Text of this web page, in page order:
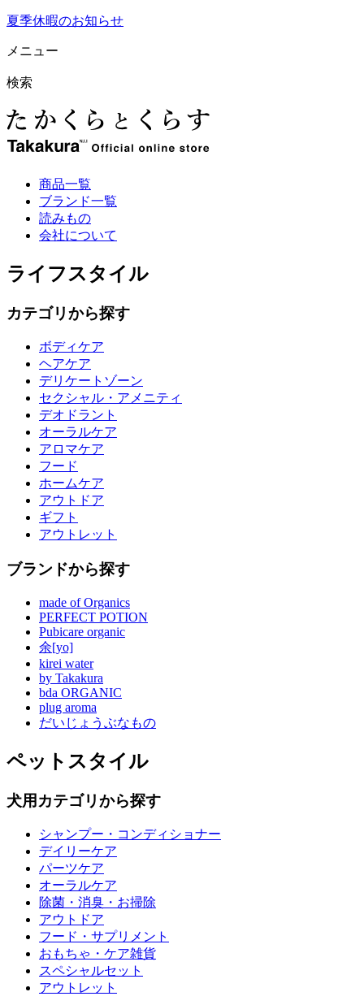
夏季休暇のお知らせ
メニュー
検索
商品一覧
ブランド一覧
読みもの
会社について
ライフスタイル
カテゴリから探す
ボディケア
ヘアケア
デリケートゾーン
セクシャル・アメニティ
デオドラント
オーラルケア
アロマケア
フード
ホームケア
アウトドア
ギフト
アウトレット
ブランドから探す
made of Organics
PERFECT POTION
Pubicare organic
余[yo]
kirei water
by Takakura
bda ORGANIC
plug aroma
だいじょうぶなもの
ペットスタイル
犬用カテゴリから探す
シャンプー・コンディショナー
デイリーケア
パーツケア
オーラルケア
除菌・消臭・お掃除
アウトドア
フード・サプリメント
おもちゃ・ケア雑貨
スペシャルセット
アウトレット